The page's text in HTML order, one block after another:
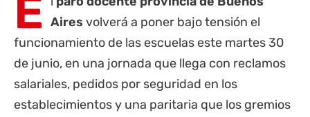
E Aires volverá a poner bajo tensión el
funcionamiento de las escuelas este martes 30
de junio, en una jornada que llega con reclamos
salariales, pedidos por seguridad en los
establecimientos y una paritaria que los gremios